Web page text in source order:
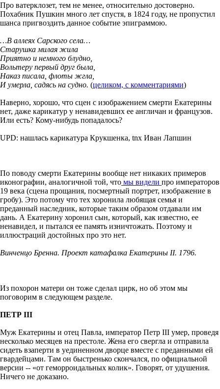
Про ватерклозет, тем не менее, относительно достоверно.
Похабник Пушкин много лет спустя, в 1824 году, не пропустил
шанса пригвоздить данное событие эпиграммою.
…В аллеях Сарского села…
Старушка милая жила
Приятно и немного блудно,
Вольтеру первый друг была,
Наказ писала, флоты жгла,
И умерла, садясь на судно. (целиком, с комментариями)
Наверно, хорошо, что сцен с изображением смерти Екатерины
нет, даже карикатур у ненавидевших ее англичан и французов.
Или есть? Кому-нибудь попадалось?
UPD: нашлась карикатура Крукшенка, tnx Иван Лапшин
По поводу смерти Екатерины вообще нет никаких примеров
иконографии, аналогичной той, что мы видели про императоров
19 века (сцена прощания, посмертный портрет, изображение в
гробу). Это потому что тех хоронила любящая семья и
преданный наследник, которые таким образом отдавали им
дань. А Екатерину хоронил сын, который, как известно, ее
ненавидел, и пытался ее память изничтожать. Поэтому и
иллюстраций достойных про это нет.
Винченцо Бренна. Проект катафалка Екатерины II. 1796.
Из похорон матери он тоже сделал цирк, но об этом мы
поговорим в следующем разделе.
ПЕТР III
Муж Екатерины и отец Павла, император Петр III умер, проведя
несколько месяцев на престоле. Жена его свергла и отправила
сидеть взаперти в уединенном дворце вместе с преданными ей
гвардейцами. Там он быстренько скончался, по официальной
версии -- «от геморроидальных колик». Говорят, от удушения.
Ничего не доказано.